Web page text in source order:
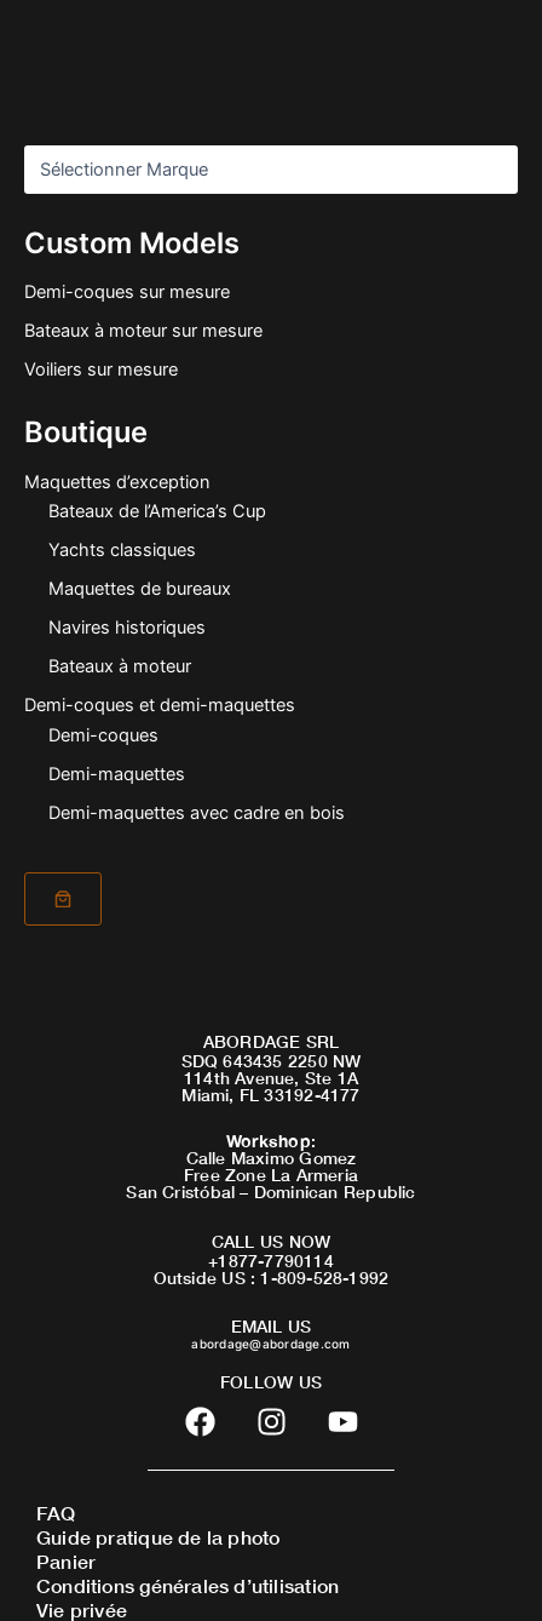
Custom Models
Demi-coques sur mesure
Bateaux à moteur sur mesure
Voiliers sur mesure
Boutique
Maquettes d’exception
Bateaux de l’America’s Cup
Yachts classiques
Maquettes de bureaux
Navires historiques
Bateaux à moteur
Demi-coques et demi-maquettes
Demi-coques
Demi-maquettes
Demi-maquettes avec cadre en bois
ABORDAGE SRL
SDQ 643435 2250 NW
114th Avenue, Ste 1A
Miami, FL 33192-4177
Workshop:
Calle Maximo Gomez
Free Zone La Armeria
San Cristóbal – Dominican Republic
CALL US NOW
+1877-7790114
Outside US : 1-809-528-1992
EMAIL US
abordage@abordage.com
FOLLOW US
F
a
c
b
o
o
I
n
s
a
g
r
Y
o
u
FAQ
Guide pratique de la photo
Panier
Conditions générales d’utilisation
Vie privée